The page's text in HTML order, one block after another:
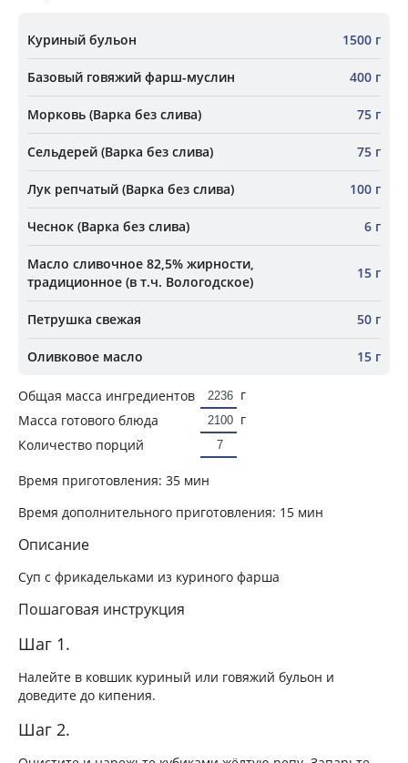
Куриный бульон 1500 г
Базовый говяжий фарш-муслин 400 г
Морковь (Варка без слива) 75 г
Сельдерей (Варка без слива) 75 г
Лук репчатый (Варка без слива) 100 г
Чеснок (Варка без слива) 6 г
Масло сливочное 82,5% жирности,
традиционное (в т.ч. Вологодское)
15 г
Петрушка свежая 50 г
Оливковое масло 15 г
Общая масса ингредиентов
г
Масса готового блюда
г
Количество порций
Время приготовления: 35 мин
Время дополнительного приготовления: 15 мин
Описание
Суп с фрикадельками из куриного фарша
Пошаговая инструкция
Шаг 1.
Налейте в ковшик куриный или говяжий бульон и
доведите до кипения.
Шаг 2.